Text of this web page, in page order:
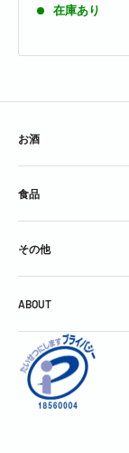
在庫あり
お酒
ウイスキー
ブランデー
スピリッツ
コンク
シロップ
スパークリングワイ
スティル・ワイン
酒精強化＆フレー
焼酎＆泡盛
中国銘酒
食品
チーズ
加工食品
その他
グラス
グッズ
ABOUT
会社概要
利用規約
お問い合わせ